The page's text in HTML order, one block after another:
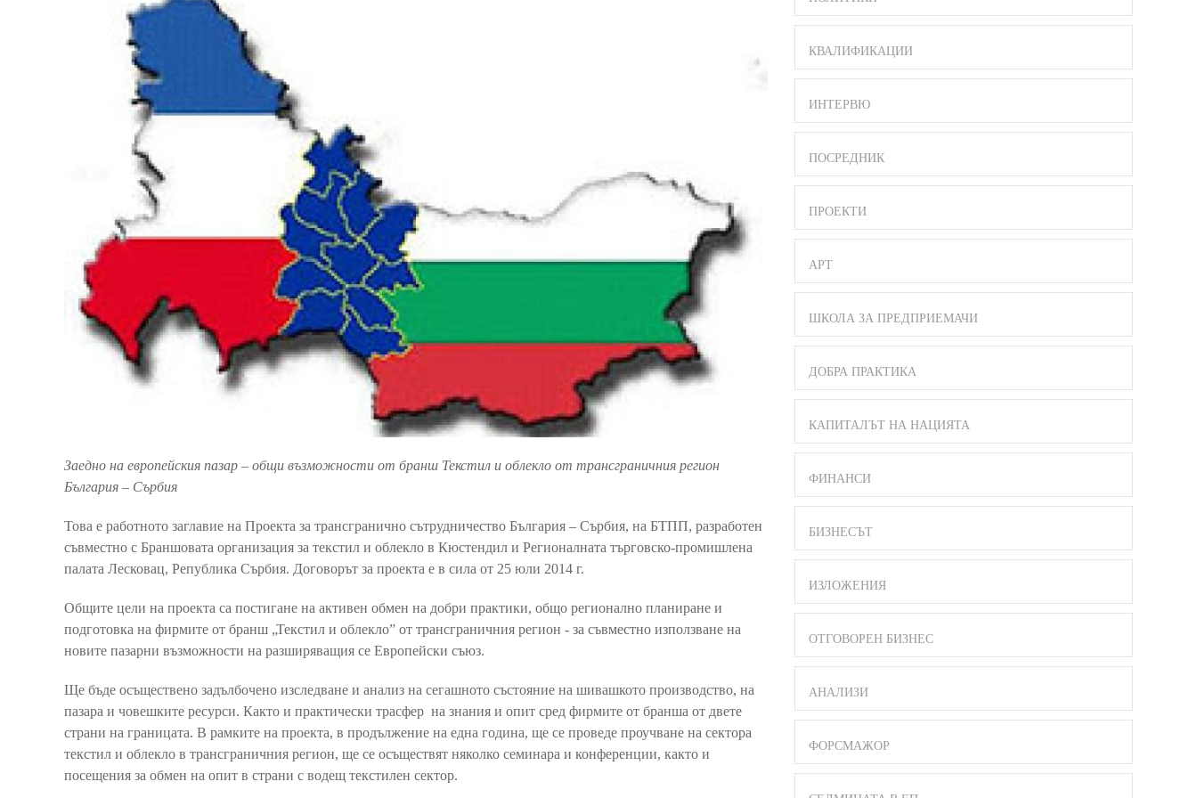
Заедно на европейския пазар – общи възможности от бранш Текстил и облекло от трансграничния регион
България – Сърбия
Това е работното заглавие на Проекта за трансгранично сътрудничество България – Сърбия, на БТПП, разработен
съвместно с Браншовата организация за текстил и облекло в Кюстендил и Регионалната търговско-промишлена
палата Лесковац, Република Сърбия. Договорът за проекта е в сила от 25 юли 2014 г.
Общите цели на проекта са постигане на активен обмен на добри практики, общо регионално планиране и
подготовка на фирмите от бранш „Текстил и облекло” от трансграничния регион - за съвместно използване на
новите пазарни възможности на разширяващия се Европейски съюз.
Ще бъде осъществено задълбочено изследване и анализ на сегашното състояние на шивашкото производство, на
пазара и човешките ресурси. Както и практически трасфер на знания и опит сред фирмите от бранша от двете
страни на границата. В рамките на проекта, в продължение на една година, ще се проведе проучване на сектора
текстил и облекло в трансграничния регион, ще се осъществят няколко семинара и конференции, както и
посещения за обмен на опит в страни с водещ текстилен сектор.
КВАЛИФИКАЦИИ
ИНТЕРВЮ
ПОСРЕДНИК
ПРОЕКТИ
АРТ
ШКОЛА ЗА ПРЕДПРИЕМАЧИ
ДОБРА ПРАКТИКА
КАПИТАЛЪТ НА НАЦИЯТА
ФИНАНСИ
БИЗНЕСЪТ
ИЗЛОЖЕНИЯ
ОТГОВОРЕН БИЗНЕС
АНАЛИЗИ
ФОРСМАЖОР